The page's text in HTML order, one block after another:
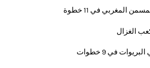
المغربي في 11 خطوة
في 9 خطوات